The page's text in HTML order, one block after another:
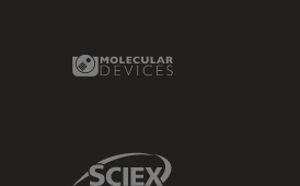
Molecular Devices Link
Sciex Link